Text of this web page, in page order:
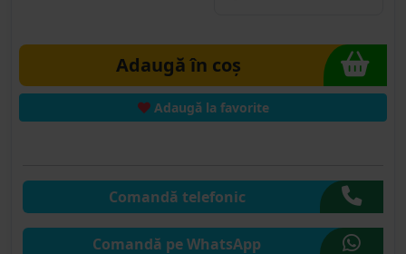
Adaugă în coș
Adaugă la favorite
Comandă telefonic
Comandă pe WhatsApp